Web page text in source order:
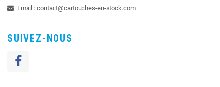
Email : contact@cartouches-en-stock.com
SUIVEZ-NOUS